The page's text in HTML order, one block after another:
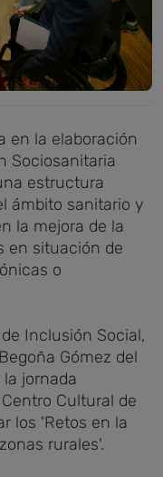
en la elaboración
Sociosanitaria
estructura
ámbito sanitario y
la mejora de la
en situación de
o
Inclusión Social,
Gómez del
jornada
Cultural de
los 'Retos en la
rurales'.